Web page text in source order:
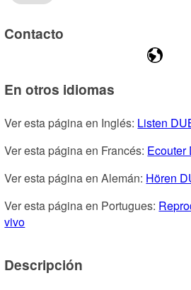
Contacto
En otros idiomas
Ver esta página en Inglés: Listen
Ver esta página en Francés: Ecouter
Ver esta página en Alemán: Hören
Ver esta página en Portugues:
vivo
Descripción